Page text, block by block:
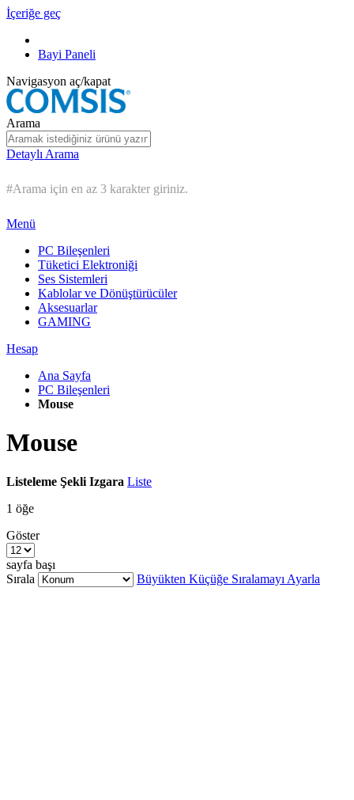
İçeriğe geç
Bayi Paneli
Navigasyon aç/kapat
Arama
Detaylı Arama
#Arama için en az 3 karakter giriniz.
Menü
PC Bileşenleri
Tüketici Elektroniği
Ses Sistemleri
Kablolar ve Dönüştürücüler
Aksesuarlar
GAMING
Hesap
Ana Sayfa
PC Bileşenleri
Mouse
Mouse
Listeleme Şekli Izgara Liste
1 öğe
Göster
sayfa başı
Sırala
Büyükten Küçüğe Sıralamayı Ayarla